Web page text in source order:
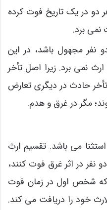
دو در یک تاریخ فوت کرده
نمی برد.
مجهول باشد، در این
نمی برد. زیرا اصل تأخر
حادث در دیگری تعارض
مگر در غرق و هدم.
می باشد. تقسیم ارث
در اثر غرق فوت کنند،
شخص اول در زمان فوت
خود را دریافت می کند.